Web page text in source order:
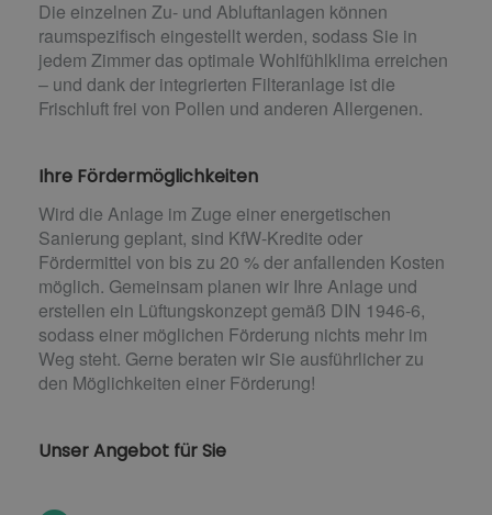
Die einzelnen Zu- und Abluftanlagen können
raumspezifisch eingestellt werden, sodass Sie in
jedem Zimmer das optimale Wohlfühlklima erreichen
– und dank der integrierten Filteranlage ist die
Frischluft frei von Pollen und anderen Allergenen.
Ihre Fördermöglichkeiten
Wird die Anlage im Zuge einer energetischen
Sanierung geplant, sind KfW-Kredite oder
Fördermittel von bis zu 20 % der anfallenden Kosten
möglich. Gemeinsam planen wir Ihre Anlage und
erstellen ein Lüftungskonzept gemäß DIN 1946-6,
sodass einer möglichen Förderung nichts mehr im
Weg steht. Gerne beraten wir Sie ausführlicher zu
den Möglichkeiten einer Förderung!
Unser Angebot für Sie